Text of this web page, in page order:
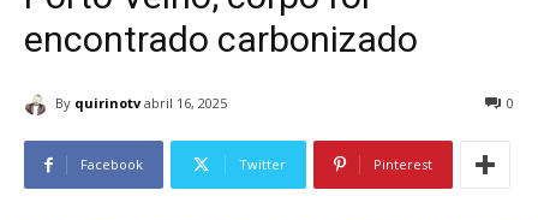
encontrado carbonizado
By quirinotv abril 16, 2025 0
Facebook Twitter Pinterest